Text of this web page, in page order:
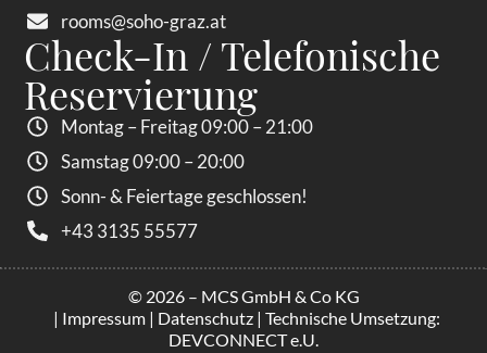
rooms@soho-graz.at
Check-In / Telefonische
Reservierung
Montag – Freitag 09:00 – 21:00
Samstag 09:00 – 20:00
Sonn- & Feiertage geschlossen!
+43 3135 55577
© 2026 – MCS GmbH & Co KG
| Impressum | Datenschutz | Technische Umsetzung:
DEVCONNECT e.U.